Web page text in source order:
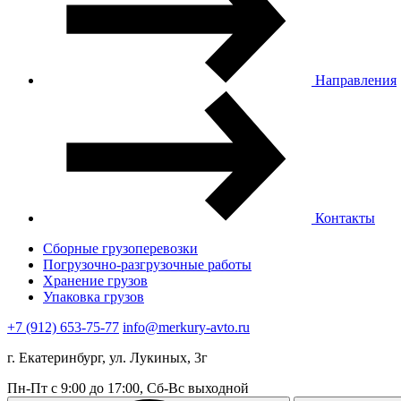
Направления
Контакты
Сборные грузоперевозки
Погрузочно-разгрузочные работы
Хранение грузов
Упаковка грузов
+7 (912) 653-75-77 info@merkury-avto.ru
г. Екатеринбург, ул. Лукиных, 3г
Пн-Пт с 9:00 до 17:00, Сб-Вс выходной